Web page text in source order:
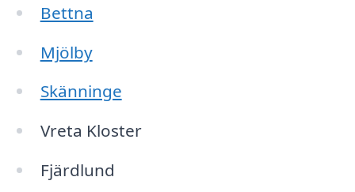
Bettna
Mjölby
Skänninge
Vreta Kloster
Fjärdlund